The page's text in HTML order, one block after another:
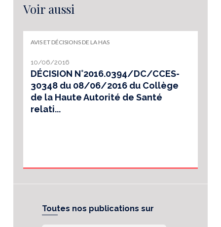
Voir aussi
AVIS ET DÉCISIONS DE LA HAS
10/06/2016
DÉCISION N°2016.0394/DC/CCES-
30348 du 08/06/2016 du Collège
de la Haute Autorité de Santé
relati...
Toutes nos publications sur